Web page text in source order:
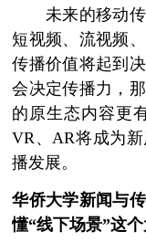
未来的移动传
短视频、流视频
传播价值将起到
会决定传播力，
的原生态内容更
VR、AR将成为
播发展。
华侨大学新闻与
懂“线下场景”这